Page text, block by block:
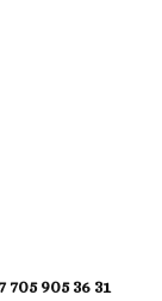
705 905 36 31